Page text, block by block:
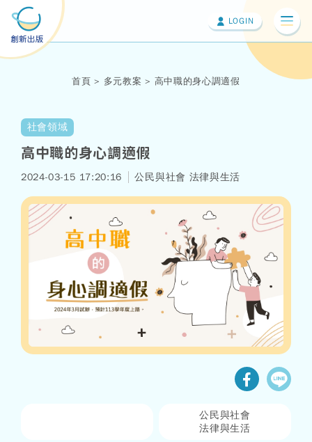
LOGIN
切換
首頁 多元教案 高中職的身心調適假
社會領域
高中職的身心調適假
2024-03-15 17:20:16 公民與社會 法律與生活
公民與社會
法律與生活